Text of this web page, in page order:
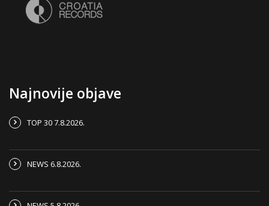
Najnovije objave
TOP 30 7.8.2026.
NEWS 6.8.2026.